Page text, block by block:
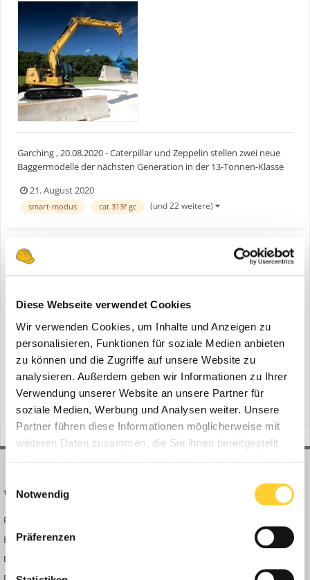
Diese Webseite verwendet Cookies
Wir verwenden Cookies, um Inhalte und Anzeigen zu
personalisieren, Funktionen für soziale Medien anbieten
zu können und die Zugriffe auf unsere Website zu
analysieren. Außerdem geben wir Informationen zu Ihrer
Verwendung unserer Website an unsere Partner für
soziale Medien, Werbung und Analysen weiter. Unsere
Partner führen diese Informationen möglicherweise mit
weiteren Daten zusammen, die Sie ihnen bereitgestellt
Notwendig
Präferenzen
Garching , 20.08.2020 - Caterpillar und Zeppelin stellen zwei neue
Baggermodelle der nächsten Generation in der 13-Tonnen-Klasse
Effizienz sowie mit niedrigeren Vorhalte- und Betriebskosten. Der
neue Cat 313 bietet, laut Angaben des Herste...
21. August 2020
smart-modus cat 313f gc (und 22 weitere)
ein Thema erstellte Bauforum24 inNews aus der
Baumaschinen Industrie
Garching , 20.08.2020 - Caterpillar und Zeppelin stellen zwei neue
Baggermodelle der nächsten Generation in der 13-Tonnen-Klasse
vor. Cat 313 und Cat 313 GC überzeugen mit mehr Leistung und
Effizienz sowie mit niedrigeren Vorhalte- und Betriebskosten. Der
neue Cat 313 bietet, laut Angaben des Herste...
21. August 2020 1
BAUFORUM24
Bauforum24 News
Bauforum24 TV
BF24 Mediathek